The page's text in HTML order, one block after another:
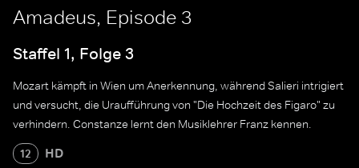
Amadeus, Episode 3
Staffel 1, Folge 3
Mozart kämpft in Wien um Anerkennung, während Salieri intrigiert
und versucht, die Uraufführung von "Die Hochzeit des Figaro" zu
verhindern. Constanze lernt den Musiklehrer Franz kennen.
12 HD